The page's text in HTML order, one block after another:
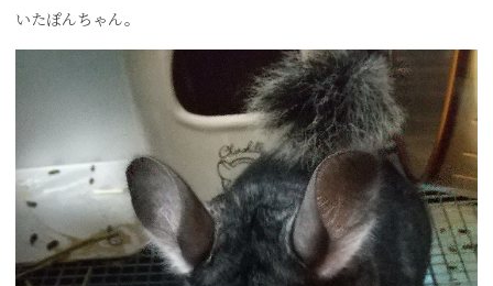
いたぽんちゃん。